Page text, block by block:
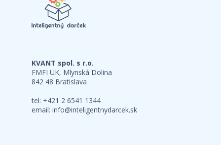
KVANT spol. s r.o.
FMFI UK, Mlynská Dolina
842 48 Bratislava
tel: +421 2 6541 1344
email: info@inteligentnydarcek.sk